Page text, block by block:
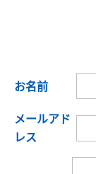
お名前
メールアド
レス